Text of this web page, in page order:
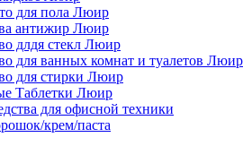
для пола Люир
антижир Люир
длдя стекл Люир
для ванных комнат и туалетов Люир
для стирки Люир
Таблетки Люир
для офисной техники
крем/паста